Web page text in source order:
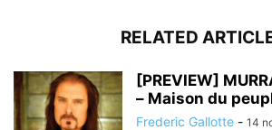
RELATED
[PREVIEW]
– Maison du
Frederic Gallotte - 14